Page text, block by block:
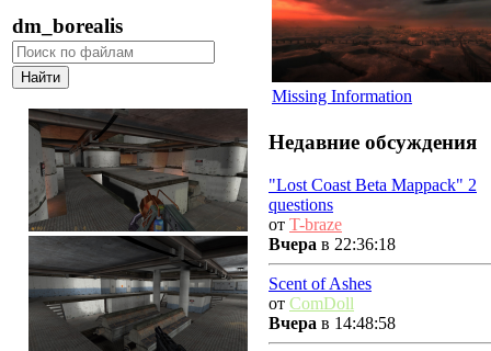
dm_borealis
Missing Information
Недавние обсуждения
"Lost Coast Beta Mappack" 2
questions
от T-braze
Вчера в 22:36:18
Scent of Ashes
от ComDoll
Вчера в 14:48:58